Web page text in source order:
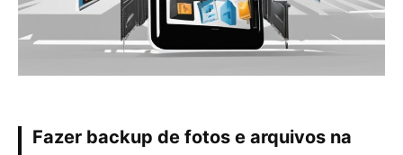
Fazer backup de fotos e arquivos na